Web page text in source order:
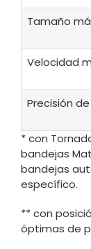
Tamaño
Velocidad
Precisión
* con
bandejas
bandejas
específico.
** con
óptimas de